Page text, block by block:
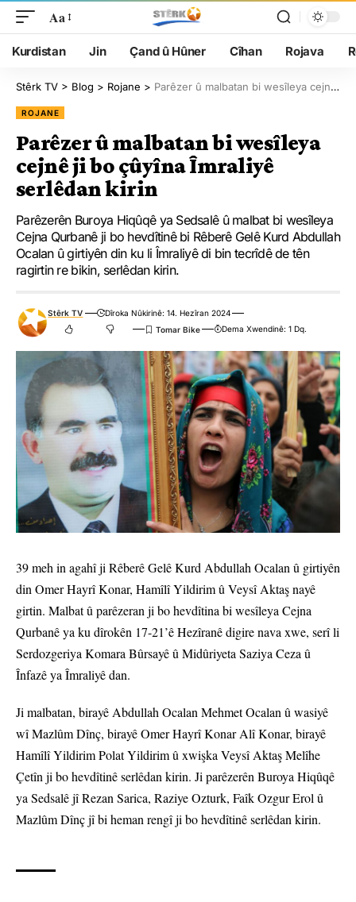
Aa
Kurdistan Jin Çand û Hûner Cîhan Rojava
Stêrk TV > Blog > Rojane > Parêzer û malbatan bi wesîleya cejnê ji bo çûyîna Îmraliyê serlêdan kirin
ROJANE
Parêzer û malbatan bi wesîleya
cejnê ji bo çûyîna Îmraliyê
serlêdan kirin
Parêzerên Buroya Hiqûqê ya Sedsalê û malbat bi wesîleya
Cejna Qurbanê ji bo hevdîtinê bi Rêberê Gelê Kurd Abdullah
Ocalan û girtiyên din ku li Îmraliyê di bin tecrîdê de tên
ragirtin re bikin, serlêdan kirin.
Stêrk TV
Dîroka Nûkirinê: 14. Hezîran 2024
Dema Xwendinê: 1 Dq.
39 meh in agahî ji Rêberê Gelê Kurd Abdullah Ocalan û girtiyên
din Omer Hayrî Konar, Hamîlî Yildirim û Veysî Aktaş nayê
girtin. Malbat û parêzeran ji bo hevdîtina bi wesîleya Cejna
Qurbanê ya ku dîrokên 17-21’ê Hezîranê digire nava xwe, serî li
Serdozgeriya Komara Bûrsayê û Midûriyeta Saziya Ceza û
Înfazê ya Îmraliyê dan.
Ji malbatan, birayê Abdullah Ocalan Mehmet Ocalan û wasiyê
wî Mazlûm Dînç, birayê Omer Hayrî Konar Alî Konar, birayê
Hamîlî Yildirim Polat Yildirim û xwişka Veysî Aktaş Melîhe
Çetîn ji bo hevdîtinê serlêdan kirin. Ji parêzerên Buroya Hiqûqê
ya Sedsalê jî Rezan Sarica, Raziye Ozturk, Faîk Ozgur Erol û
Mazlûm Dînç jî bi heman rengî ji bo hevdîtinê serlêdan kirin.